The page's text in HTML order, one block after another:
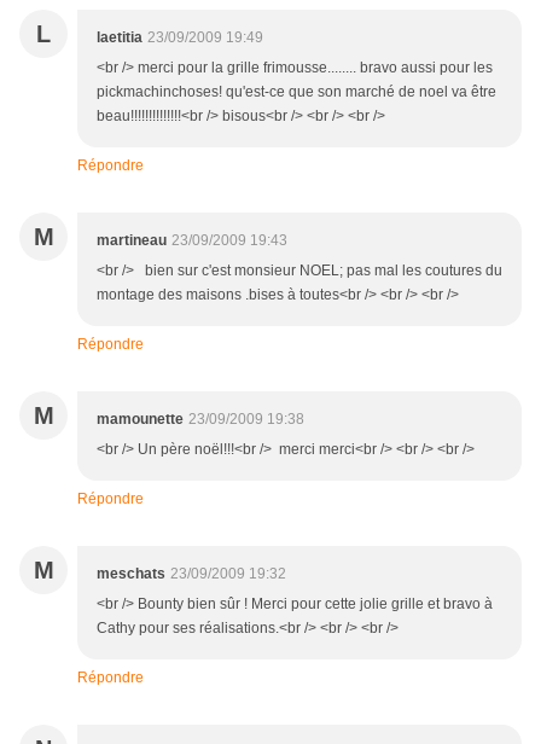
L laetitia 23/09/2009 19:49
<br /> merci pour la grille frimousse........ bravo aussi pour les
pickmachinchoses! qu'est-ce que son marché de noel va être
beau!!!!!!!!!!!!!!<br /> bisous<br /> <br /> <br />
Répondre
M martineau 23/09/2009 19:43
<br /> bien sur c'est monsieur NOEL; pas mal les coutures du
montage des maisons .bises à toutes<br /> <br /> <br />
Répondre
M mamounette 23/09/2009 19:38
<br /> Un père noël!!!<br /> merci merci<br /> <br /> <br />
Répondre
M meschats 23/09/2009 19:32
<br /> Bounty bien sûr ! Merci pour cette jolie grille et bravo à
Cathy pour ses réalisations.<br /> <br /> <br />
Répondre